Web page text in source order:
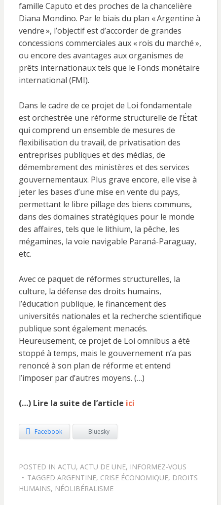
famille Caputo et des proches de la chancelière
Diana Mondino. Par le biais du plan «Argentine à
vendre», l’objectif est d’accorder de grandes
concessions commerciales aux « rois du marché»,
ou encore des avantages aux organismes de
prêts internationaux tels que le Fonds monétaire
international (FMI).
Dans le cadre de ce projet de Loi fondamentale
est orchestrée une réforme structurelle de l’État
qui comprend un ensemble de mesures de
flexibilisation du travail, de privatisation des
entreprises publiques et des médias, de
démembrement des ministères et des services
gouvernementaux. Plus grave encore, elle vise à
jeter les bases d’une mise en vente du pays,
permettant le libre pillage des biens communs,
dans des domaines stratégiques pour le monde
des affaires, tels que le lithium, la pêche, les
mégamines, la voie navigable Paraná-Paraguay,
etc.
Avec ce paquet de réformes structurelles, la
culture, la défense des droits humains,
l’éducation publique, le financement des
universités nationales et la recherche scientifique
publique sont également menacés.
Heureusement, ce projet de Loi omnibus a été
stoppé à temps, mais le gouvernement n’a pas
renoncé à son plan de réforme et entend
l’imposer par d’autres moyens. (…)
(…) Lire la suite de l’article ici
Facebook Bluesky
POSTED IN ACTU, ACTU DE UNE, INFORMEZ-VOUS
TAGGED ARGENTINE, CRISE ÉCONOMIQUE, DROITS
HUMAINS, NÉOLIBÉRALISME